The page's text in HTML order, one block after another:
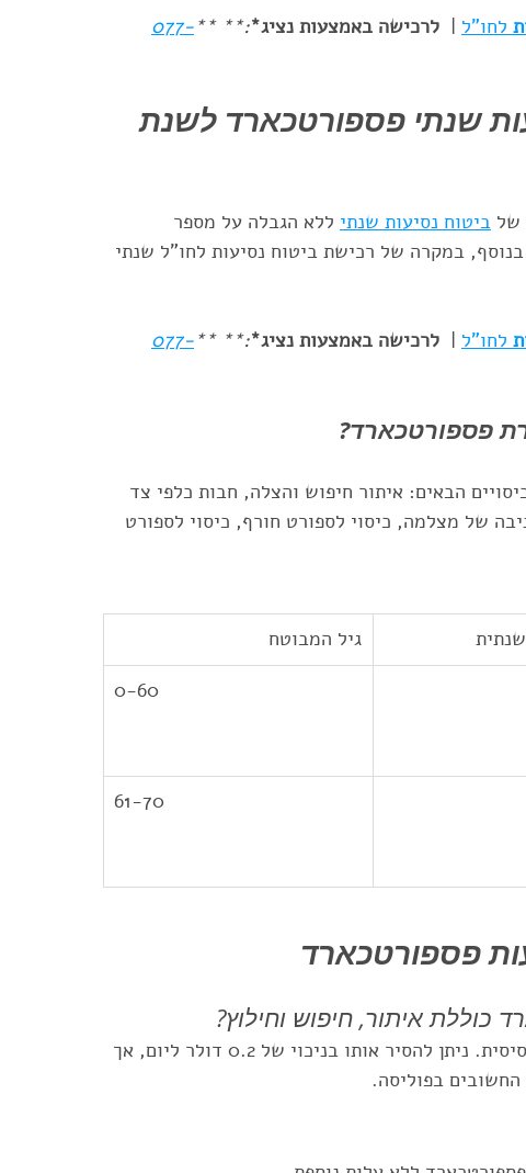
לחו"ל | לרכישה באמצעות נציג*:**
**
077-
שנתי פספורטכארד לשנת
של ביטוח נסיעות שנתי ללא הגבלה על מספר
לחו"ל. כאשר כל נסיעה הינה עד 30 יום. בנוסף, במקרה של רכישת ביטוח נסיעות לחו"ל שנתי
לחו"ל | לרכישה באמצעות נציג*:**
**
077-
פספורטכארד?
הבאים: איתור חיפוש והצלה, חבות כלפי צד
של מצלמה, כיסוי לספורט חורף, כיסוי לספורט
גיל המבוטח
0-60
פספורטכארד
איתור, חיפוש וחילוץ?
כן. כיסוי לאיתור, חיפוש וחילוץ כלול בפוליסה הבסיסית. ניתן להסיר אותו בניכוי של 0.2 דולר ליום, אך
בפוליסה.